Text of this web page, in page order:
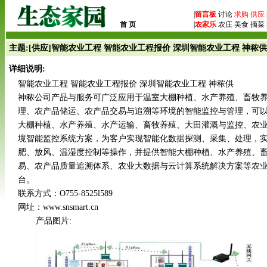
首 页
留言板 讨论 求购 供应
农家乐 农庄 美食 摘菜 |
主题:[供应]智能农业工程 智能农业工程报价 深圳智能农业工程 神秾供
详细说明:
智能农业工程 智能农业工程报价 深圳智能农业工程 神秾供
神秾公司产品与服务可广泛应用于温室大棚种植、水产养殖、畜牧
理、农产品储运、农产品交易与追溯等环境的智能监控与管理，可
大棚种植、水产养殖、水产运输、畜牧养殖、大田灌溉与监控、农
境智能监控系统方案，为客户实现智能化数据探测、采集、处理，
肥、放风、温湿度控制等操作，并提供智能大棚种植、水产养殖、
易、农产品质量追溯体系、农业大数据与云计算系统解决方案等农
台。
联系方式：O755-8525l589
网址：www.snsmart.cn
产品图片: